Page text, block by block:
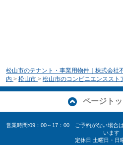
松山市のテナント・事業用物件｜株式会社
内 > 松山市 > 松山市のコンビニエンススト
ページト
営業時間:09：00～17：00 ご予約がない場合
います
定休日:土曜日・日